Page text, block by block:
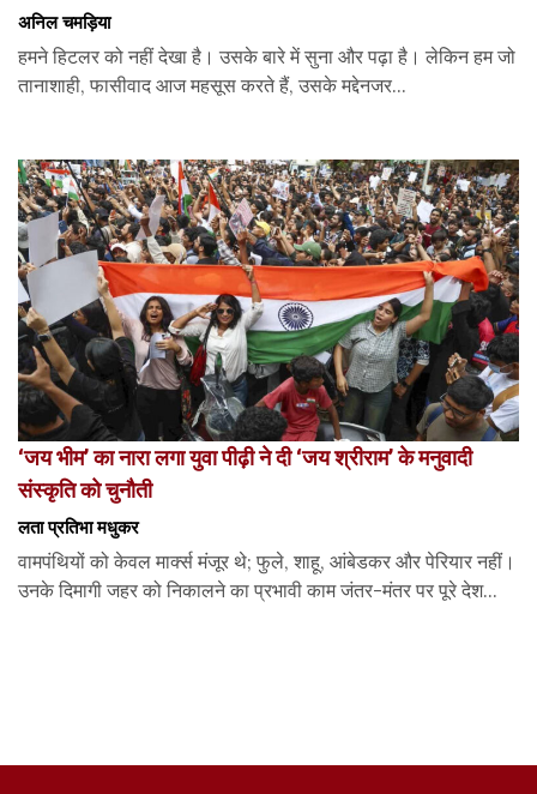
अनिल चमड़िया
हमने हिटलर को नहीं देखा है। उसके बारे में सुना और पढ़ा है। लेकिन हम जो
तानाशाही, फासीवाद आज महसूस करते हैं, उसके मद्देनजर...
‘जय भीम’ का नारा लगा युवा पीढ़ी ने दी ‘जय श्रीराम’ के मनुवादी
संस्कृति को चुनौती
लता प्रतिभा मधुकर
वामपंथियों को केवल मार्क्स मंजूर थे; फुले, शाहू, आंबेडकर और पेरियार नहीं।
उनके दिमागी जहर को निकालने का प्रभावी काम जंतर-मंतर पर पूरे देश...